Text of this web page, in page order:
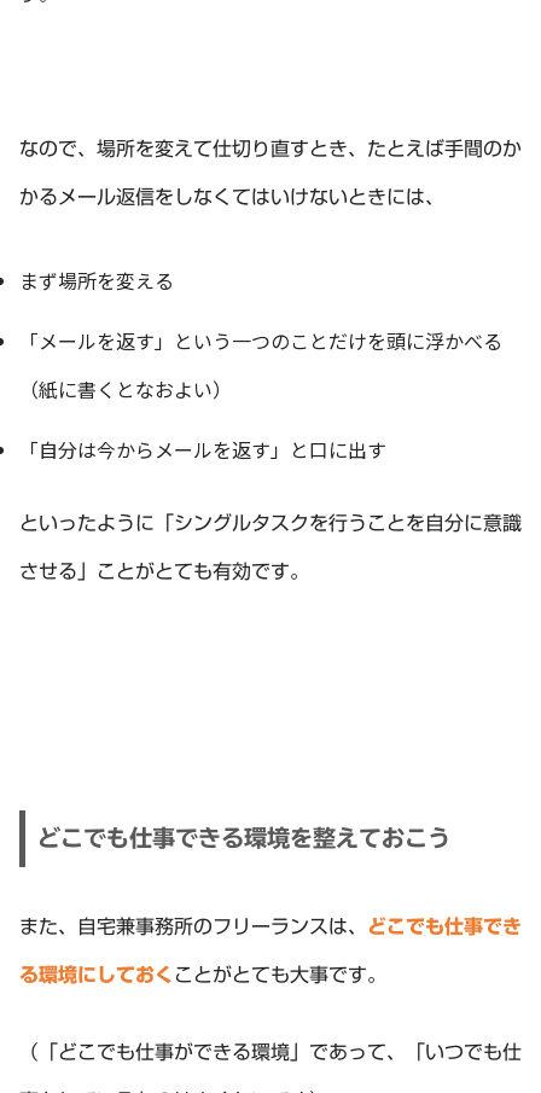
なので、場所を変えて仕切り直すとき、たとえば手間のか
かるメール返信をしなくてはいけないときには、
まず場所を変える
「メールを返す」という一つのことだけを頭に浮かべる
（紙に書くとなおよい）
「自分は今からメールを返す」と口に出す
といったように「シングルタスクを行うことを自分に意識
させる」ことがとても有効です。
どこでも仕事できる環境を整えておこう
また、自宅兼事務所のフリーランスは、 どこでも仕事でき
る環境にしておく ことがとても大事です。
（「どこでも仕事ができる環境」であって、「いつでも仕